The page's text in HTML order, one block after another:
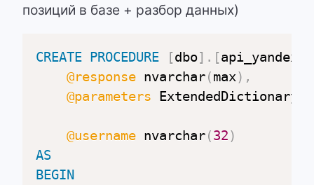
позиций в базе + разбор данных)
CREATE PROCEDURE [dbo] . [
@response nvarchar(max) ,
@parameters
@username nvarchar(32)
AS
BEGIN